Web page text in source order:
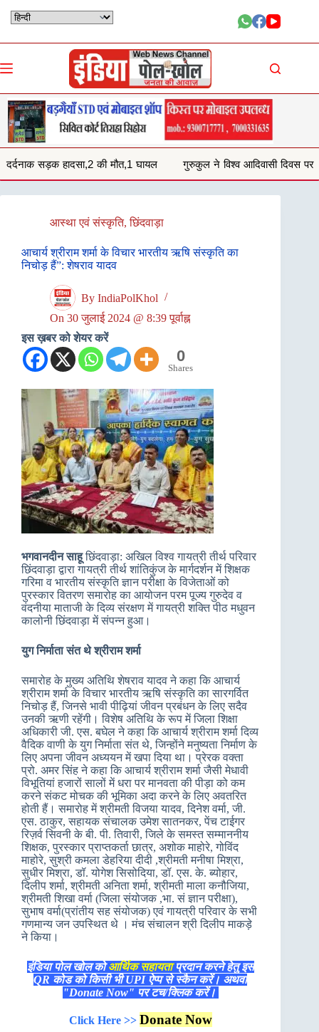
मौत,1 घायल गुरुकुल ने विश्व आदिवासी दिवस पर समाजिक लोगो को किया
आस्था एवं संस्कृति,छिंदवाड़ा
आचार्य श्रीराम शर्मा के विचार भारतीय ऋषि संस्कृति का
निचोड़ हैं”: शेषराव यादव
By IndiaPolKhol
On 30 जुलाई 2024 @ 8:39 पूर्वाह्न
इस ख़बर को शेयर करें
0
Shares
भगवानदीन साहूछिंदवाड़ा: अखिल विश्व गायत्री तीर्थ परिवार
छिंदवाड़ा द्वारा गायत्री तीर्थ शांतिकुंज के मार्गदर्शन में शिक्षक
गरिमा व भारतीय संस्कृति ज्ञान परीक्षा के विजेताओं को
पुरस्कार वितरण समारोह का आयोजन परम पूज्य गुरुदेव व
वंदनीया माताजी के दिव्य संरक्षण में गायत्री शक्ति पीठ मधुवन
कालोनी छिंदवाड़ा में संपन्न हुआ।
युग निर्माता संत थे श्रीराम शर्मा
समारोह के मुख्य अतिथि शेषराव यादव ने कहा कि आचार्य
श्रीराम शर्मा के विचार भारतीय ऋषि संस्कृति का सारगर्वित
निचोड़ हैं, जिनसे भावी पीढ़ियां जीवन प्रबंधन के लिए सदैव
उनकी ऋणी रहेंगी। विशेष अतिथि के रूप में जिला शिक्षा
अधिकारी जी. एस. बघेल ने कहा कि आचार्य श्रीराम शर्मा दिव्य
वैदिक वाणी के युग निर्माता संत थे, जिन्होंने मनुष्यता निर्माण के
लिए अपना जीवन अध्ययन में खपा दिया था। प्रेरक वक्ता
प्रो. अमर सिंह ने कहा कि आचार्य श्रीराम शर्मा जैसी मेधावी
विभूतियां हजारों सालों में धरा पर मानवता की पीड़ा को कम
करने संकट मोचक की भूमिका अदा करने के लिए अवतरित
होती हैं। समारोह में श्रीमती विजया यादव, दिनेश वर्मा, जी.
एस. ठाकुर, सहायक संचालक उमेश सातनकर, पेंच टाईगर
रिज़र्व सिवनी के बी. पी. तिवारी, जिले के समस्त सम्माननीय
शिक्षक, पुरस्कार प्राप्तकर्ता छात्र, अशोक माहोरे, गोविंद
माहोरे, सुश्री कमला डेहरिया दीदी ,श्रीमती मनीषा मिश्रा,
सुधीर मिश्रा, डॉ. योगेश सिसोदिया, डॉ. एस. के. ब्योहार,
दिलीप शर्मा, श्रीमती अनिता शर्मा, श्रीमती माला कनौजिया,
श्रीमती शिखा वर्मा (जिला संयोजक ,भा. सं ज्ञान परीक्षा),
सुभाष वर्मा(प्रांतीय सह संयोजक) एवं गायत्री परिवार के सभी
गणमान्य जन उपस्थित थे । मंच संचालन श्री दिलीप माकड़े
ने किया।
इंडिया पोल खोल कोआर्थिक सहायताप्रदान करने हेतु इस
QR कोड को किसी भी UPI ऐप्प से स्कैन करें। अथवा
"Donate Now" पर टच/क्लिक करें।
Click Here >> Donate Now